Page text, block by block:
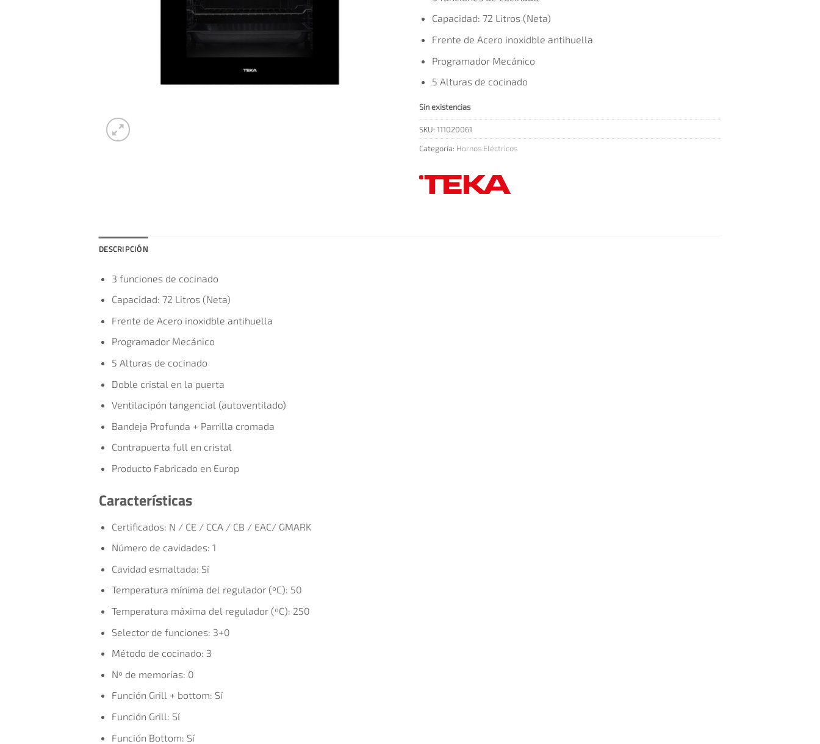
Capacidad: 72 Litros (Neta)
Frente de Acero inoxidble antihuella
Programador Mecánico
5 Alturas de cocinado
Sin existencias
SKU: 111020061
Categoría: Hornos Eléctricos
DESCRIPCIÓN
3 funciones de cocinado
Capacidad: 72 Litros (Neta)
Frente de Acero inoxidble antihuella
Programador Mecánico
5 Alturas de cocinado
Doble cristal en la puerta
Ventilacipón tangencial (autoventilado)
Bandeja Profunda + Parrilla cromada
Contrapuerta full en cristal
Producto Fabricado en Europ
Características
Certificados: N / CE / CCA / CB / EAC/ GMARK
Número de cavidades: 1
Cavidad esmaltada: Sí
Temperatura mínima del regulador (ºC): 50
Temperatura máxima del regulador (ºC): 250
Selector de funciones: 3+0
Método de cocinado: 3
Nº de memorias: 0
Función Grill + bottom: Sí
Función Grill: Sí
Función Bottom: Sí